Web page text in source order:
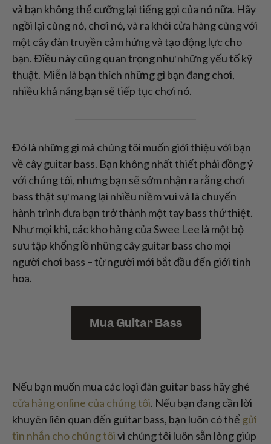
và bạn không thể cưỡng lại tiếng gọi của nó nữa. Hãy
ngồi lại cùng nó, chơi nó, và ra khỏi cửa hàng cùng với
một cây đàn truyền cảm hứng và tạo động lực cho
bạn. Điều này cũng quan trọng như những yếu tố kỹ
thuật. Miễn là bạn thích những gì bạn đang chơi,
nhiều khả năng bạn sẽ tiếp tục chơi nó.
Đó là những gì mà chúng tôi muốn giới thiệu với bạn
về cây guitar bass. Bạn không nhất thiết phải đồng ý
với chúng tôi, nhưng bạn sẽ sớm nhận ra rằng chơi
bass thật sự mang lại nhiều niềm vui và là chuyến
hành trình đưa bạn trở thành một tay bass thứ thiệt.
Như mọi khi, các kho hàng của Swee Lee là một bộ
sưu tập khổng lồ những cây guitar bass cho mọi
người chơi bass – từ người mới bắt đầu đến giới tinh
hoa.
Mua Guitar Bass
Nếu bạn muốn mua các loại đàn guitar bass hãy ghé
cửa hàng online của chúng tôi. Nếu bạn đang cần lời
khuyên liên quan đến guitar bass, bạn luôn có thể gửi
tin nhắn cho chúng tôivì chúng tôi luôn sẵn lòng giúp